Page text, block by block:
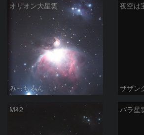
オリオン大星雲
みっちゃん サザン
M42